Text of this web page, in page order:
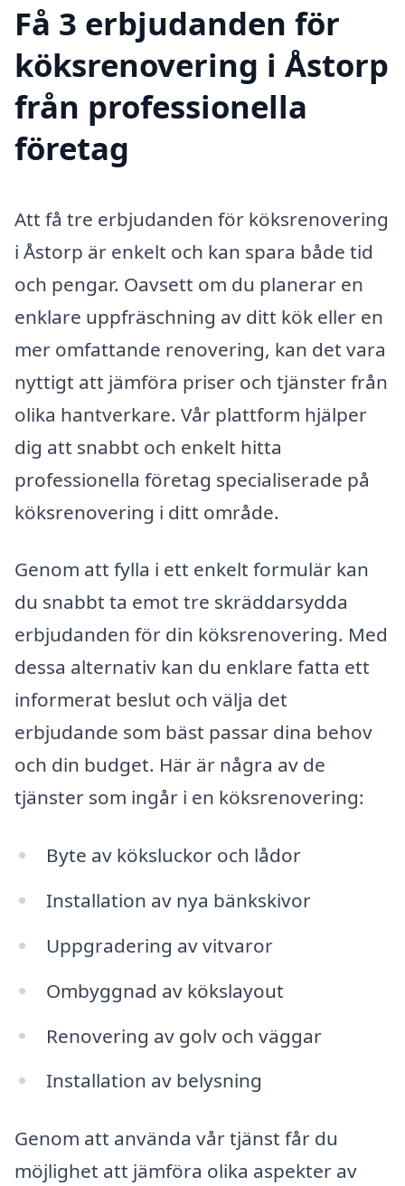
Få 3 erbjudanden för
köksrenovering i Åstorp
från professionella
företag
Att få tre erbjudanden för köksrenovering
i Åstorp är enkelt och kan spara både tid
och pengar. Oavsett om du planerar en
enklare uppfräschning av ditt kök eller en
mer omfattande renovering, kan det vara
nyttigt att jämföra priser och tjänster från
olika hantverkare. Vår plattform hjälper
dig att snabbt och enkelt hitta
professionella företag specialiserade på
köksrenovering i ditt område.
Genom att fylla i ett enkelt formulär kan
du snabbt ta emot tre skräddarsydda
erbjudanden för din köksrenovering. Med
dessa alternativ kan du enklare fatta ett
informerat beslut och välja det
erbjudande som bäst passar dina behov
och din budget. Här är några av de
tjänster som ingår i en köksrenovering:
Byte av köksluckor och lådor
Installation av nya bänkskivor
Uppgradering av vitvaror
Ombyggnad av kökslayout
Renovering av golv och väggar
Installation av belysning
Genom att använda vår tjänst får du
möjlighet att jämföra olika aspekter av